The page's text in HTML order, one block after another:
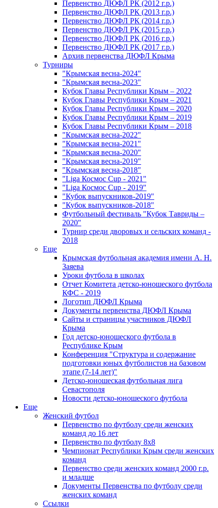
Первенство ДЮФЛ РК (2012 г.р.)
Первенство ДЮФЛ РК (2013 г.р.)
Первенство ДЮФЛ РК (2014 г.р.)
Первенство ДЮФЛ РК (2015 г.р.)
Первенство ДЮФЛ РК (2016 г.р.)
Первенство ДЮФЛ РК (2017 г.р.)
Архив первенства ДЮФЛ Крыма
Турниры
"Крымская весна-2024"
"Крымская весна-2023"
Кубок Главы Республики Крым – 2022
Кубок Главы Республики Крым – 2021
Кубок Главы Республики Крым – 2020
Кубок Главы Республики Крым – 2019
Кубок Главы Республики Крым – 2018
"Крымская весна-2022"
"Крымская весна-2021"
"Крымская весна-2020"
"Крымская весна-2019"
"Крымская весна-2018"
"Liga Космос Cup - 2021"
"Liga Космос Cup - 2019"
"Кубок выпускников-2019"
"Кубок выпускников-2018"
Футбольный фестиваль "Кубок Тавриды –
2020"
Турнир среди дворовых и сельских команд -
2018
Еще
Крымская футбольная академия имени А. Н.
Заяева
Уроки футбола в школах
Отчет Комитета детско-юношеского футбола
КФС - 2019
Логотип ДЮФЛ Крыма
Документы первенства ДЮФЛ Крыма
Сайты и страницы участников ДЮФЛ
Крыма
Год детско-юношеского футбола в
Республике Крым
Конференция "Структура и содержание
подготовки юных футболистов на базовом
этапе (7-14 лет)"
Детско-юношеская футбольная лига
Севастополя
Новости детско-юношеского футбола
Еще
Женский футбол
Первенство по футболу среди женских
команд до 16 лет
Первенство по футболу 8х8
Чемпионат Республики Крым среди женских
команд
Первенство среди женских команд 2000 г.р.
и младше
Документы Первенства по футболу среди
женских команд
Ссылки